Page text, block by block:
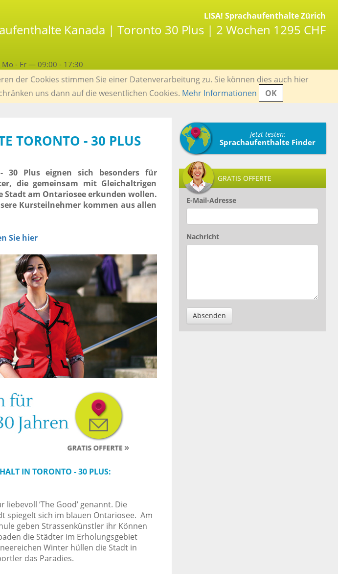
LISA! Sprachaufenthalte Zürich
Kanada | Toronto 30 Plus | 2 Wochen 1295 CHF
Mo - Fr — 09:00 - 17:30
der Cookies stimmen Sie einer Datenverarbeitung zu. Sie können dies auch hier
uns dann auf die wesentlichen Cookies. Mehr Informationen OK
TORONTO - 30 PLUS
30 Plus eignen sich besonders für
die gemeinsam mit Gleichaltrigen
Stadt am Ontariosee erkunden wollen.
Kursteilnehmer kommen aus allen
Sie hier
IN TORONTO - 30 PLUS:
’The Good’ genannt. Die
spiegelt sich im blauen Ontariosee. Am
geben Strassenkünstler ihr Können
die Städter im Erholungsgebiet
Winter hüllen die Stadt in
das Paradies.
Jetzt testen:
Sprachaufenthalte Finder
GRATIS OFFERTE
E-Mail-Adresse
Nachricht
Absenden